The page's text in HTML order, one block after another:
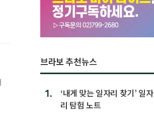
브라보 추천뉴스
1.
‘내게 맞는 일자리 찾기’ 일자
리 탐험 노트